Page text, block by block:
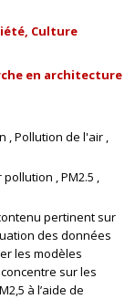
Culture
en architecture
Pollution de l'air
pollution PM2.5
pertinent sur
des données
les modèles
sur les
à l’aide de